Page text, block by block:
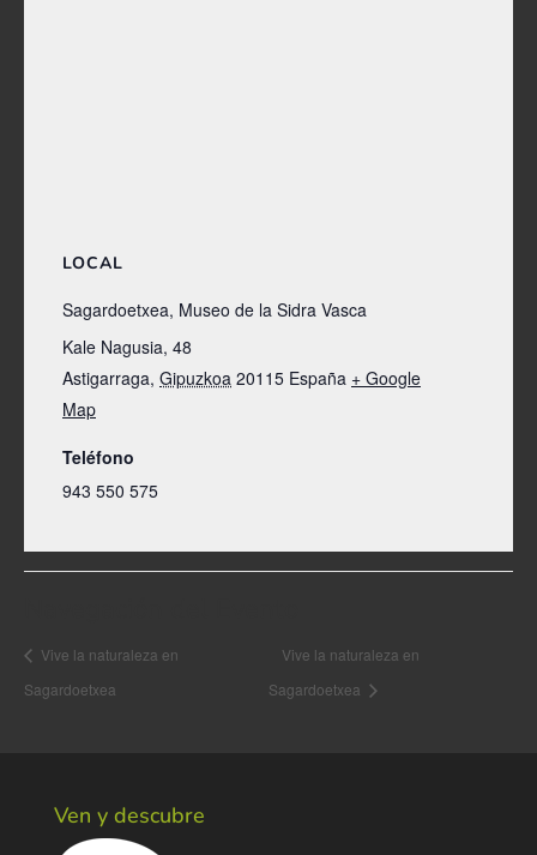
LOCAL
Sagardoetxea, Museo de la Sidra Vasca
Kale Nagusia, 48
Astigarraga, Gipuzkoa 20115 España + Google
Map
Teléfono
943 550 575
Vive la naturaleza en
Sagardoetxea
Vive la naturaleza en
Sagardoetxea
Ven y descubre